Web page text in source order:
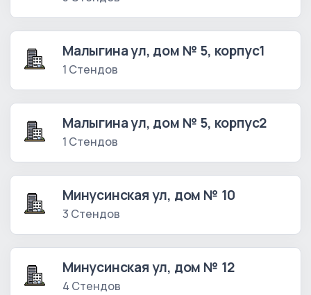
Малыгина ул, дом № 5, корпус1
1 Стендов
Малыгина ул, дом № 5, корпус2
1 Стендов
Минусинская ул, дом № 10
3 Стендов
Минусинская ул, дом № 12
4 Стендов